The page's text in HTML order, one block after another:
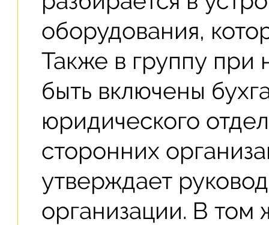
оборудования,
Также в группу при
быть включены
юридического
сторонних
утверждает
организации. В том